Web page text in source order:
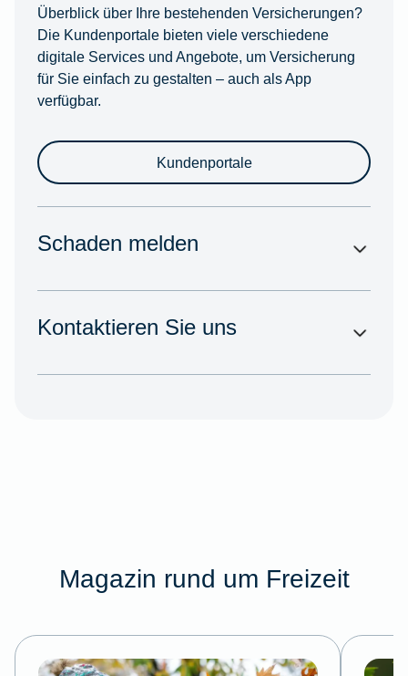
Überblick über Ihre bestehenden Versicherungen?
Die Kundenportale bieten viele verschiedene
digitale Services und Angebote, um Versicherung
für Sie einfach zu gestalten – auch als App
verfügbar.
Kundenportale
Schaden melden
Kontaktieren Sie uns
Magazin rund um Freizeit